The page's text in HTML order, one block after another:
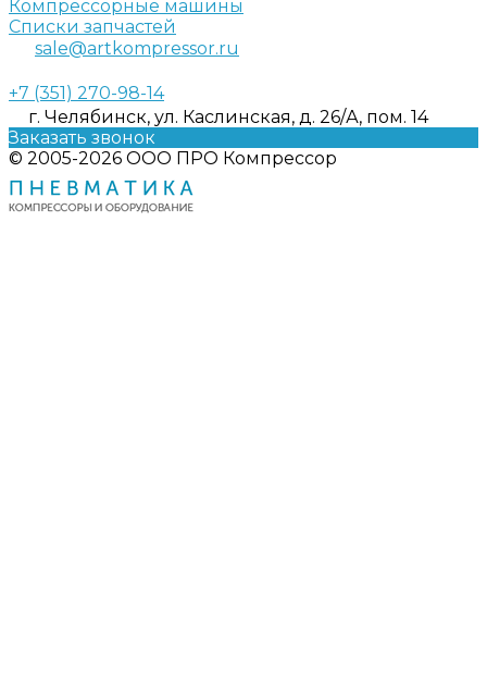
Компрессорные машины
Списки запчастей
sale@artkompressor.ru
+7 (351) 270-98-14
г. Челябинск, ул. Каслинская, д. 26/А, пом. 14
Заказать звонок
© 2005-2026 ООО ПРО Компрессор